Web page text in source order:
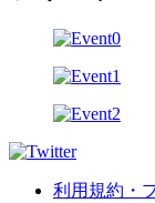
利用規約・